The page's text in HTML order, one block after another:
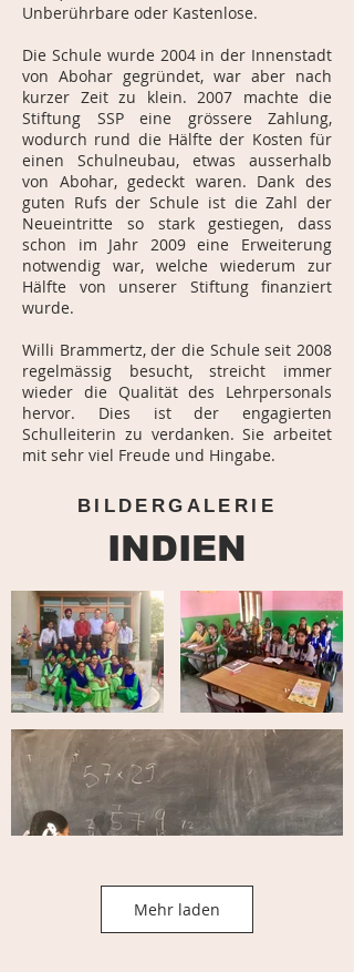
Unberührbare oder Kastenlose.
Die Schule wurde 2004 in der Innenstadt
von Abohar gegründet, war aber nach
kurzer Zeit zu klein. 2007 machte die
Stiftung SSP eine grössere Zahlung,
wodurch rund die Hälfte der Kosten für
einen Schulneubau, etwas ausserhalb
von Abohar, gedeckt waren. Dank des
guten Rufs der Schule ist die Zahl der
Neueintritte so stark gestiegen, dass
schon im Jahr 2009 eine Erweiterung
notwendig war, welche wiederum zur
Hälfte von unserer Stiftung finanziert
wurde.
Willi Brammertz, der die Schule seit 2008
regelmässig besucht, streicht immer
wieder die Qualität des Lehrpersonals
hervor. Dies ist der engagierten
Schulleiterin zu verdanken. Sie arbeitet
mit sehr viel Freude und Hingabe.
BILDERGALERIE
INDIEN
Mehr laden